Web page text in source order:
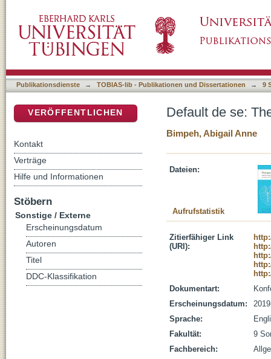
Publikationsdienste → TOBIAS-lib - Publikationen und Dissertationen → 9
Default de se:
Bimpeh, Abigail Anne
Dateien:
Aufrufstatistik
Zitierfähiger Link
(URI):
Dokumentart:
Erscheinungsdatum:
Sprache:
Fakultät:
9
Fachbereich:
VERÖFFENTLICHEN
Kontakt
Verträge
Hilfe und Informationen
Stöbern
Sonstige / Externe
Erscheinungsdatum
Autoren
Titel
DDC-Klassifikation